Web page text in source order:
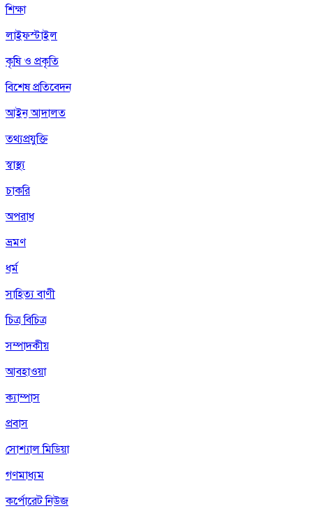
শিক্ষা
লাইফস্টাইল
কৃষি ও প্রকৃতি
বিশেষ প্রতিবেদন
আইন আদালত
তথ্যপ্রযুক্তি
স্বাস্থ্য
চাকরি
অপরাধ
ভ্রমণ
ধর্ম
সাহিত্য বাণী
চিত্র বিচিত্র
সম্পাদকীয়
আবহাওয়া
ক্যাম্পাস
প্রবাস
সোশ্যাল মিডিয়া
গণমাধ্যম
কর্পোরেট নিউজ